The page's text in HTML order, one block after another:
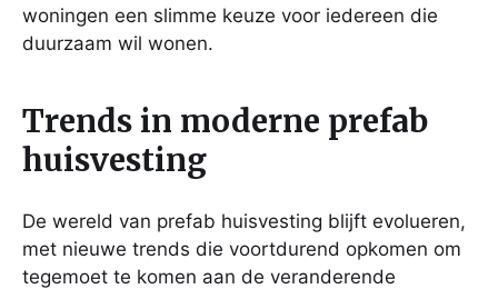
woningen een slimme keuze voor iedereen die
duurzaam wil wonen.
Trends in moderne prefab
huisvesting
De wereld van prefab huisvesting blijft evolueren,
met nieuwe trends die voortdurend opkomen om
tegemoet te komen aan de veranderende